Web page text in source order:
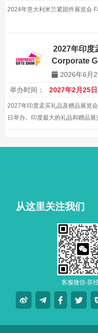
2024年意大利米兰紧固件展览会
2027年印度
Corporate
2026年6月
举办时间：
2027年2月25
2027年印度孟买礼品及赠品展览
日举办。印度最大的礼品和赠品
平方米。举办时间：2027年2月
从这里关注我们
客服微信-苏